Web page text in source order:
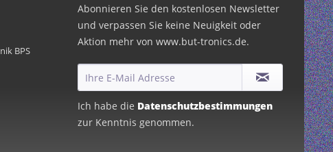
BPS
Abonnieren Sie den kostenlosen Newsletter
und verpassen Sie keine Neuigkeit oder
Aktion mehr von www.but-tronics.de.
Ich habe die Datenschutzbestimmungen
zur Kenntnis genommen.